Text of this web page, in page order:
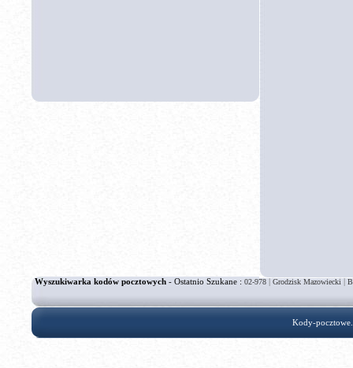
Wyszukiwarka kodów pocztowych - Ostatnio Szukane : 02-978|Grodzisk Mazowiecki|
Kody-